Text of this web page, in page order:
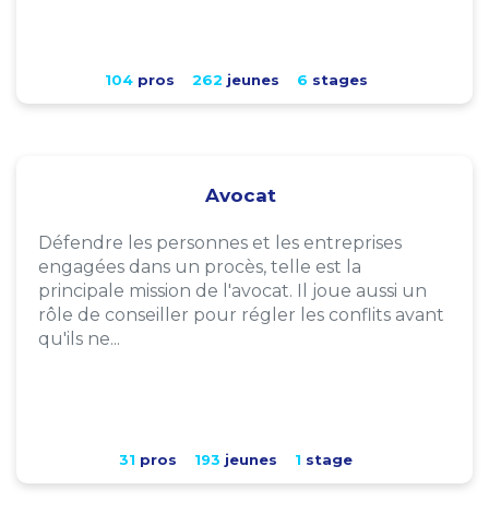
104pros 262 jeunes 6 stages
Avocat
Défendre les personnes et les entreprises
engagées dans un procès, telle est la
principale mission de l'avocat. Il joue aussi un
rôle de conseiller pour régler les conflits avant
qu'ils ne...
31 pros 193 jeunes 1 stage